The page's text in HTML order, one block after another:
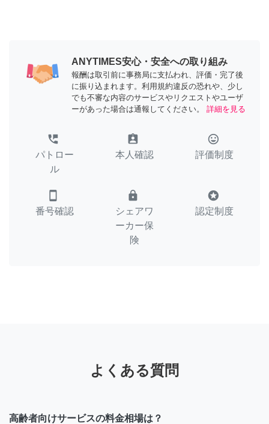
ANYTIMES安心・安全への取り組み
報酬は取引前に事務局に支払われ、評価・完了後
に振り込まれます。利用規約違反の恐れや、少し
でも不審な内容のサービスやリクエストやユーザ
ーがあった場合は通報してください。
詳細を見る
perm_phone_msg
パトロー
ル
assignment_ind
本人確認
tag_faces
評価制度
smartphone
番号確認
lock
シェアワ
ーカー保
険
stars
認定制度
よくある質問
高齢者向けサービスの料金相場は？